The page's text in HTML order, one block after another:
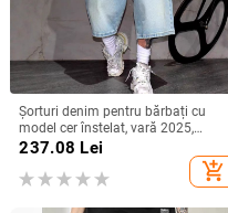
Șorturi denim pentru bărbați cu
model cer înstelat, vară 2025,
croială dreaptă lejeră, lungime până
237.08 Lei
add_shopping_cart